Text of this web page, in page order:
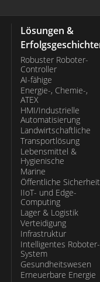
Lösungen &
Robuster Roboter-
Controller
AI-fähige
Energie-, Chemie-,
ATEX
HMI/Industrielle
Automatisierung
Landwirtschaftliche
Transportlösung
Lebensmittel &
Hygienische
Marine
Öffentliche Sicherheit
IIoT- und Edge-
Computing
Lager & Logistik
Verteidigung
Infrastruktur
Intelligentes Roboter-
System
Gesundheitswesen
Erneuerbare Energie